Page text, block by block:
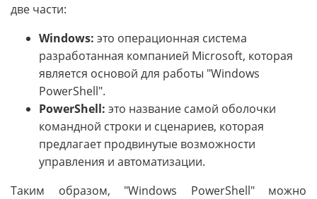
две части:
Windows: это операционная система
разработанная компанией Microsoft, которая
является основой для работы "Windows
PowerShell".
PowerShell: это название самой оболочки
командной строки и сценариев, которая
предлагает продвинутые возможности
управления и автоматизации.
Таким образом, "Windows PowerShell" можно